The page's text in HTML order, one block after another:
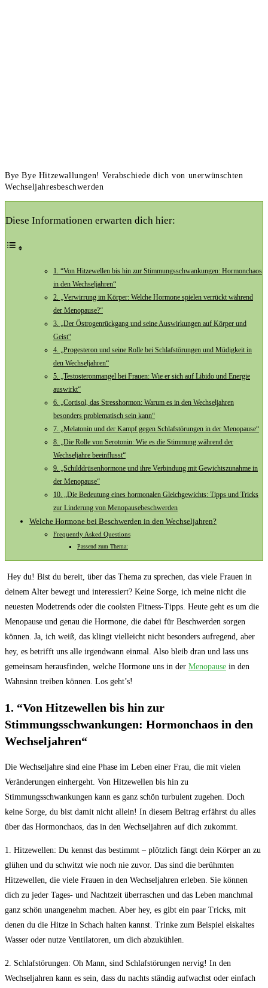
Bye Bye Hitzewallungen! Verabschiede dich von unerwünschten
Wechseljahresbeschwerden
Diese Informationen erwarten dich hier:
1. ‍“Von ⁣Hitzewellen bis hin zur‍ Stimmungsschwankungen: Hormonchaos⁤
in den Wechseljahren“
2. „Verwirrung ⁢im Körper: Welche Hormone spielen⁣ verrückt während
der Menopause?“
3. „Der Östrogenrückgang und seine Auswirkungen auf ⁣Körper und
Geist“
4. „Progesteron​ und seine Rolle bei Schlafstörungen ⁤und Müdigkeit ⁤in
den Wechseljahren“
5. „Testosteronmangel bei ‌Frauen:⁤ Wie ‍er ⁣sich ‌auf​ Libido und Energie
auswirkt“
6. „Cortisol,⁣ das ⁣Stresshormon: Warum es in den‌ Wechseljahren
besonders ‌problematisch sein kann“
7. „Melatonin und der‍ Kampf gegen Schlafstörungen in der Menopause“
8. „Die Rolle von ‍Serotonin: Wie es die‌ Stimmung während der‍
Wechseljahre beeinflusst“
9. „Schilddrüsenhormone und ihre Verbindung mit Gewichtszunahme in
⁣der Menopause“
10. „Die Bedeutung eines hormonalen Gleichgewichts: Tipps und Tricks
zur Linderung ⁣von Menopausebeschwerden
Welche Hormone bei Beschwerden in den Wechseljahren?
Frequently Asked Questions
Passend zum Thema:
⁢ Hey du! ‍Bist du bereit, über das Thema zu sprechen,‌ das viele Frauen in
deinem Alter bewegt ⁤und interessiert? Keine Sorge,⁢ ich meine nicht die
neuesten Modetrends oder ‌die ⁤coolsten Fitness-Tipps. Heute geht​ es um ​die⁤
Menopause‌ und genau‌ die Hormone, die dabei für ​Beschwerden sorgen
können. Ja, ich weiß, ‌das klingt‍ vielleicht nicht besonders⁢ aufregend, aber
‍hey, es betrifft uns alle irgendwann einmal.​ Also bleib dran und lass uns
gemeinsam herausfinden, welche Hormone uns in der⁣ Menopause ​in ​den ​
Wahnsinn treiben können. Los geht’s!
1. ‍“Von ⁣Hitzewellen bis hin zur‍
Stimmungsschwankungen: Hormonchaos⁤ in den
Wechseljahren“
Die Wechseljahre ⁤sind eine Phase im‍ Leben einer Frau, die mit vielen
Veränderungen einhergeht. Von Hitzewellen bis hin zu
Stimmungsschwankungen kann es ganz schön ⁤turbulent zugehen.‌ Doch
keine ‍Sorge, du bist damit nicht allein! In diesem Beitrag erfährst ​du alles
über⁤ das Hormonchaos, das in den Wechseljahren auf dich zukommt.
1. Hitzewellen: Du kennst das bestimmt – ⁤plötzlich fängt dein Körper an zu⁤
glühen und du schwitzt wie⁤ noch nie zuvor.⁣ Das ‌sind die berühmten
Hitzewellen, die viele Frauen in ‍den Wechseljahren ‌erleben. ⁤Sie können
dich ​zu jeder Tages-⁣ und Nachtzeit überraschen und das Leben manchmal
ganz‍ schön unangenehm ⁢machen. Aber hey, es gibt ein paar Tricks, mit
denen du⁢ die Hitze​ in​ Schach halten kannst. Trinke​ zum Beispiel eiskaltes
Wasser oder nutze ⁤Ventilatoren, um dich abzukühlen.
2. Schlafstörungen: Oh Mann, sind Schlafstörungen nervig! In den​
Wechseljahren kann es‌ sein, ‌dass du ⁢nachts ⁤ständig aufwachst oder einfach